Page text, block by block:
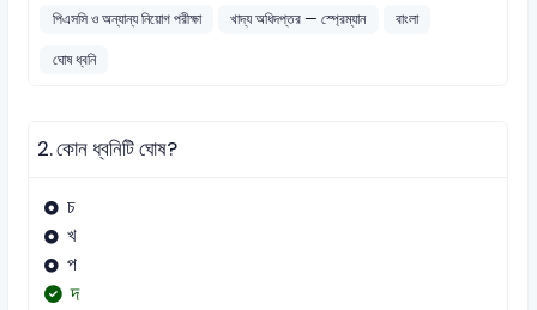
পিএসসি ও অন্যান্য নিয়োগ পরীক্ষা খাদ্য অধিদপ্তর — স্প্রেম্যান
বাংলা
ঘোষ ধ্বনি
2.কোন ধ্বনিটি ঘোষ?
চ
খ
প
দ